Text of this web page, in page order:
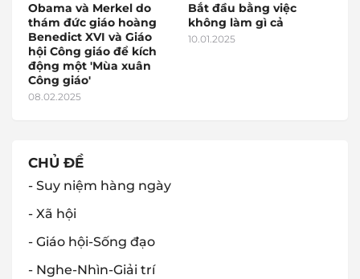
Obama và Merkel do
thám đức giáo hoàng
Benedict XVI và Giáo
hội Công giáo để kích
động một 'Mùa xuân
Công giáo'
08.02.2025
Bắt đầu bằng việc
không làm gì cả
10.01.2025
CHỦ ĐỀ
- Suy niệm hàng ngày
- Xã hội
- Giáo hội-Sống đạo
- Nghe-Nhìn-Giải trí